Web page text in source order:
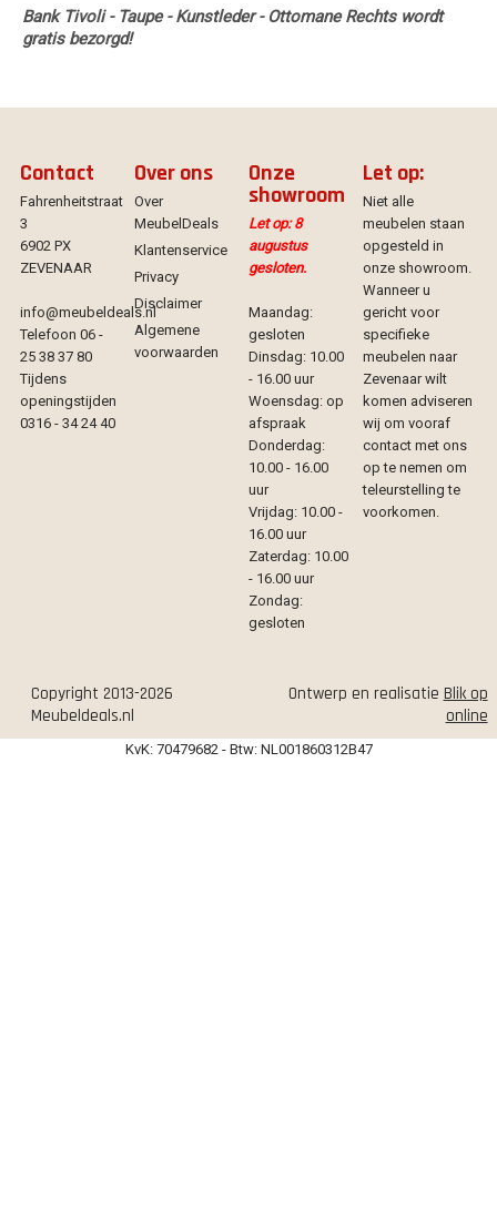
Bank Tivoli - Taupe - Kunstleder - Ottomane Rechts wordt
gratis bezorgd!
Contact
Fahrenheitstraat
3
6902 PX
ZEVENAAR
info@meubeldeals.nl
Telefoon 06 -
25 38 37 80
Tijdens
openingstijden
0316 - 34 24 40
Over ons
Over
MeubelDeals
Klantenservice
Privacy
Disclaimer
Algemene
voorwaarden
Onze
showroom
Let op: 8
augustus
gesloten.
Maandag:
gesloten
Dinsdag: 10.00
- 16.00 uur
Woensdag: op
afspraak
Donderdag:
10.00 - 16.00
uur
Vrijdag: 10.00 -
16.00 uur
Zaterdag: 10.00
- 16.00 uur
Zondag:
gesloten
Let op:
Niet alle
meubelen staan
opgesteld in
onze showroom.
Wanneer u
gericht voor
specifieke
meubelen naar
Zevenaar wilt
komen adviseren
wij om vooraf
contact met ons
op te nemen om
teleurstelling te
voorkomen.
Copyright 2013-2026
Meubeldeals.nl
Ontwerp en realisatie Blik op
online
KvK: 70479682 - Btw: NL001860312B47